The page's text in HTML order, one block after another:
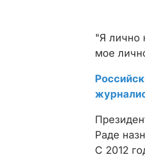
"Я лично
мое
Раде
С 2012